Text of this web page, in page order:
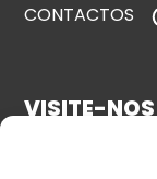
CONTACTOS
VISITE-NOS